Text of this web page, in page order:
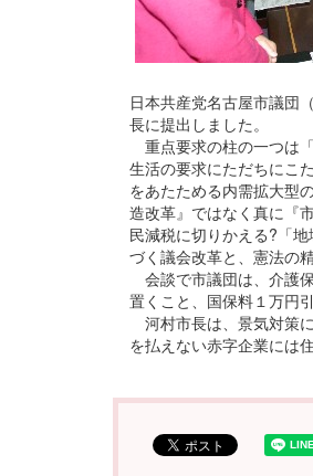
日本共産党名古屋市議団
長に提出しました。
重点要求の柱の一つは
生活の要求にただちにこ
をあたためる内需拡大型
造改革』ではなく真に『
民減税に切りかえる?「
づく議会改革と、憲法の
会談で市議団は、介護
置くこと、国保料１万円
河村市長は、景気対策
を払えない赤字企業には